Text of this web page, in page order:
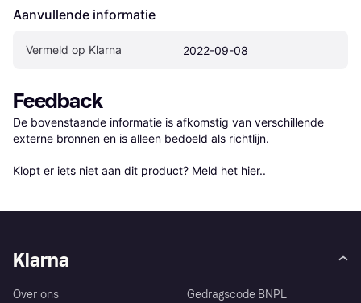
Aanvullende informatie
Vermeld op Klarna 2022-09-08
Feedback
De bovenstaande informatie is afkomstig van verschillende
externe bronnen en is alleen bedoeld als richtlijn.
Klopt er iets niet aan dit product? Meld het hier..
Klarna
Over ons
Gedragscode BNPL